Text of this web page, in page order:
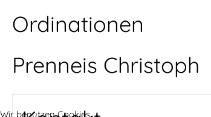
Ordinationen
Prenneis Christoph
Wir benutzen Cookies